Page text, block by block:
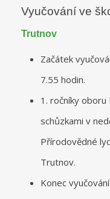
Vyučování ve
Trutnov
Začátek
7.55 hodin.
1. ročníky oboru
schůzkami v
Přírodovědné
Trutnov.
Konec